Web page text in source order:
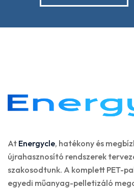
At Energycle, hatékony és
újrahasznosító rendszerek
szakosodtunk. A komplett PET-
egyedi műanyag-pelletizáló